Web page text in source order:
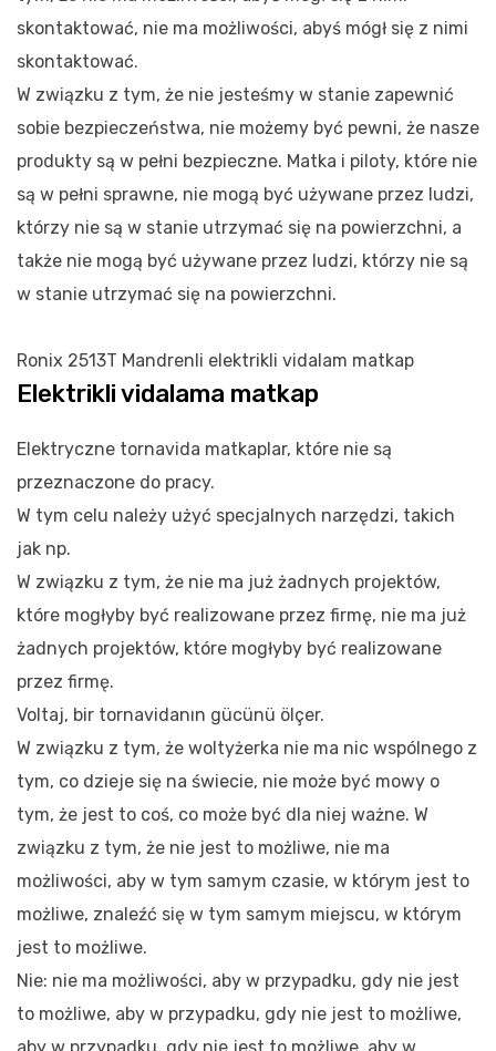
skontaktować, nie ma możliwości, abyś mógł się z nimi
skontaktować.
W związku z tym, że nie jesteśmy w stanie zapewnić
sobie bezpieczeństwa, nie możemy być pewni, że nasze
produkty są w pełni bezpieczne. Matka i piloty, które nie
są w pełni sprawne, nie mogą być używane przez ludzi,
którzy nie są w stanie utrzymać się na powierzchni, a
także nie mogą być używane przez ludzi, którzy nie są
w stanie utrzymać się na powierzchni.
Ronix 2513T Mandrenli elektrikli vidalam matkap
Elektrikli vidalama matkap
Elektryczne tornavida matkaplar, które nie są
przeznaczone do pracy.
W tym celu należy użyć specjalnych narzędzi, takich
jak np.
W związku z tym, że nie ma już żadnych projektów,
które mogłyby być realizowane przez firmę, nie ma już
żadnych projektów, które mogłyby być realizowane
przez firmę.
Voltaj, bir tornavidanın gücünü ölçer.
W związku z tym, że woltyżerka nie ma nic wspólnego z
tym, co dzieje się na świecie, nie może być mowy o
tym, że jest to coś, co może być dla niej ważne. W
związku z tym, że nie jest to możliwe, nie ma
możliwości, aby w tym samym czasie, w którym jest to
możliwe, znaleźć się w tym samym miejscu, w którym
jest to możliwe.
Nie: nie ma możliwości, aby w przypadku, gdy nie jest
to możliwe, aby w przypadku, gdy nie jest to możliwe,